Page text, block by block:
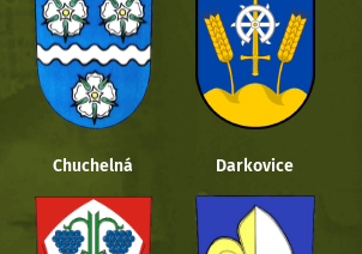
Chuchelná Darkovice